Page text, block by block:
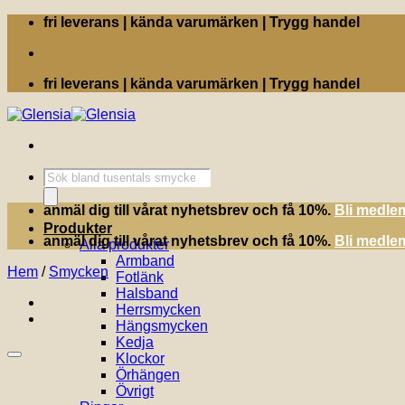
Skip
content
fri leverans | kända varumärken | Trygg handel
fri leverans | kända varumärken | Trygg handel
Produktsökning
Produkter
Alla produkter
Armband
Fotlänk
Halsband
Herrsmycken
Hängsmycken
Kedja
Klockor
Örhängen
Övrigt
anmäl dig till vårat nyhetsbrev och få 10%. Bli
anmäl dig till vårat nyhetsbrev och få 10%. Bli
Hem / Smycken